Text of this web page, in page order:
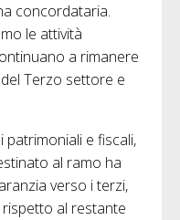
concordataria.
le attività
a rimanere
Terzo settore e
e fiscali,
al ramo ha
verso i terzi,
al restante